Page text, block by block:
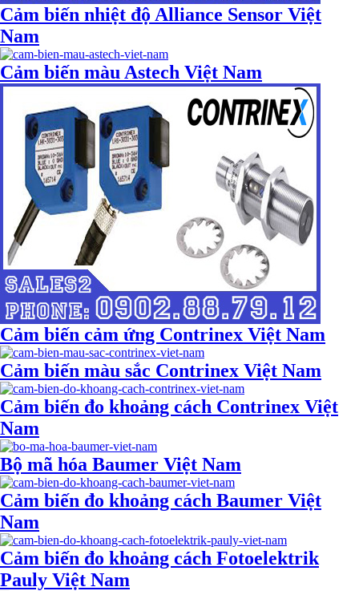
Cảm biến nhiệt độ Alliance Sensor Việt
Nam
Cảm biến màu Astech Việt Nam
Cảm biến cảm ứng Contrinex Việt Nam
Cảm biến màu sắc Contrinex Việt Nam
Cảm biến đo khoảng cách Contrinex Việt
Nam
Bộ mã hóa Baumer Việt Nam
Cảm biến đo khoảng cách Baumer Việt
Nam
Cảm biến đo khoảng cách Fotoelektrik
Pauly Việt Nam